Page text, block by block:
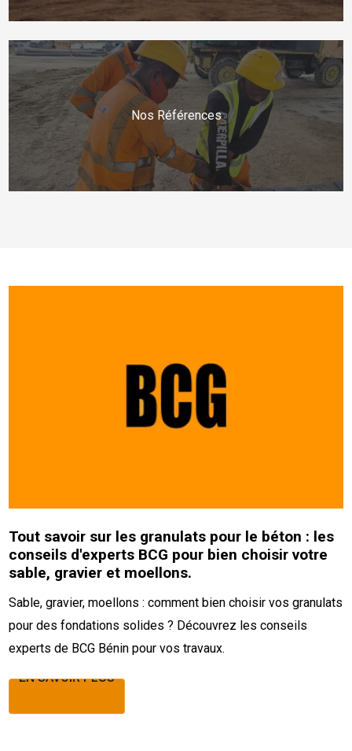
Nos Références
Tout savoir sur les granulats pour le béton : les
conseils d'experts BCG pour bien choisir votre
sable, gravier et moellons.
Sable, gravier, moellons : comment bien choisir vos granulats
pour des fondations solides ? Découvrez les conseils
experts de BCG Bénin pour vos travaux.
EN SAVOIR PLUS
EN SAVOIR PLUS